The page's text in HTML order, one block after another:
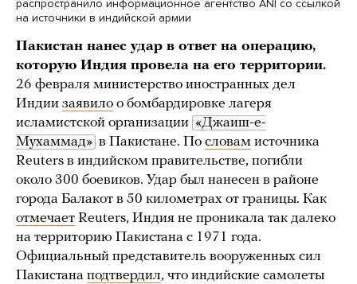
распространило информационное агентство ANI со ссылкой
на источники в индийской армии
Пакистан нанес удар в ответ на операцию,
которую Индия провела на его территории.
26 февраля министерство иностранных дел
Индии заявило о бомбардировке лагеря
исламистской организации «Джаиш-е-
Мухаммад» в Пакистане. По словам источника
Reuters в индийском правительстве, погибли
около 300 боевиков. Удар был нанесен в районе
города Балакот в 50 километрах от границы. Как
отмечает Reuters, Индия не проникала так далеко
на территорию Пакистана с 1971 года.
Официальный представитель вооруженных сил
Пакистана подтвердил, что индийские самолеты